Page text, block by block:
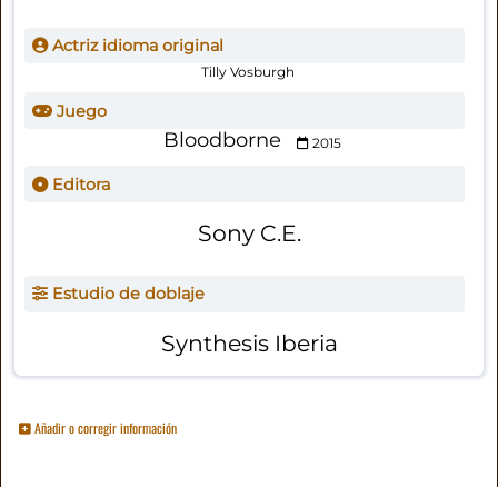
Actriz idioma original
Tilly Vosburgh
Juego
Bloodborne 2015
Editora
Sony C.E.
Estudio de doblaje
Synthesis Iberia
Añadir o corregir información